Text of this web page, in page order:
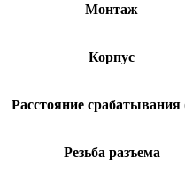
Монтаж
Корпус
Расстояние
Резьба разъема